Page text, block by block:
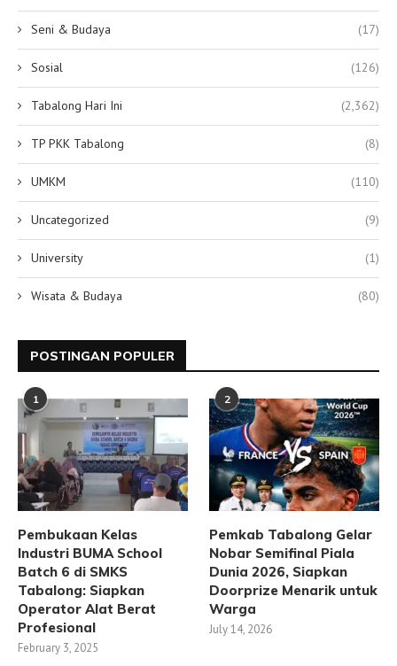
Seni & Budaya (17)
Sosial (126)
Tabalong Hari Ini (2,362)
TP PKK Tabalong (8)
UMKM (110)
Uncategorized (9)
University (1)
Wisata & Budaya (80)
POSTINGAN POPULER
1
Pembukaan Kelas
Industri BUMA School
Batch 6 di SMKS
Tabalong: Siapkan
Operator Alat Berat
Profesional
February 3, 2025
2
Pemkab Tabalong Gelar
Nobar Semifinal Piala
Dunia 2026, Siapkan
Doorprize Menarik untuk
Warga
July 14, 2026